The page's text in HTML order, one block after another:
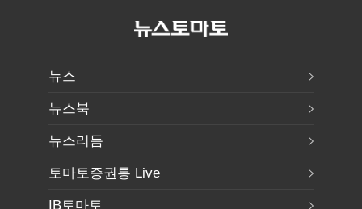
뉴스
뉴스북
뉴스리듬
토마토증권통 Live
IB토마토